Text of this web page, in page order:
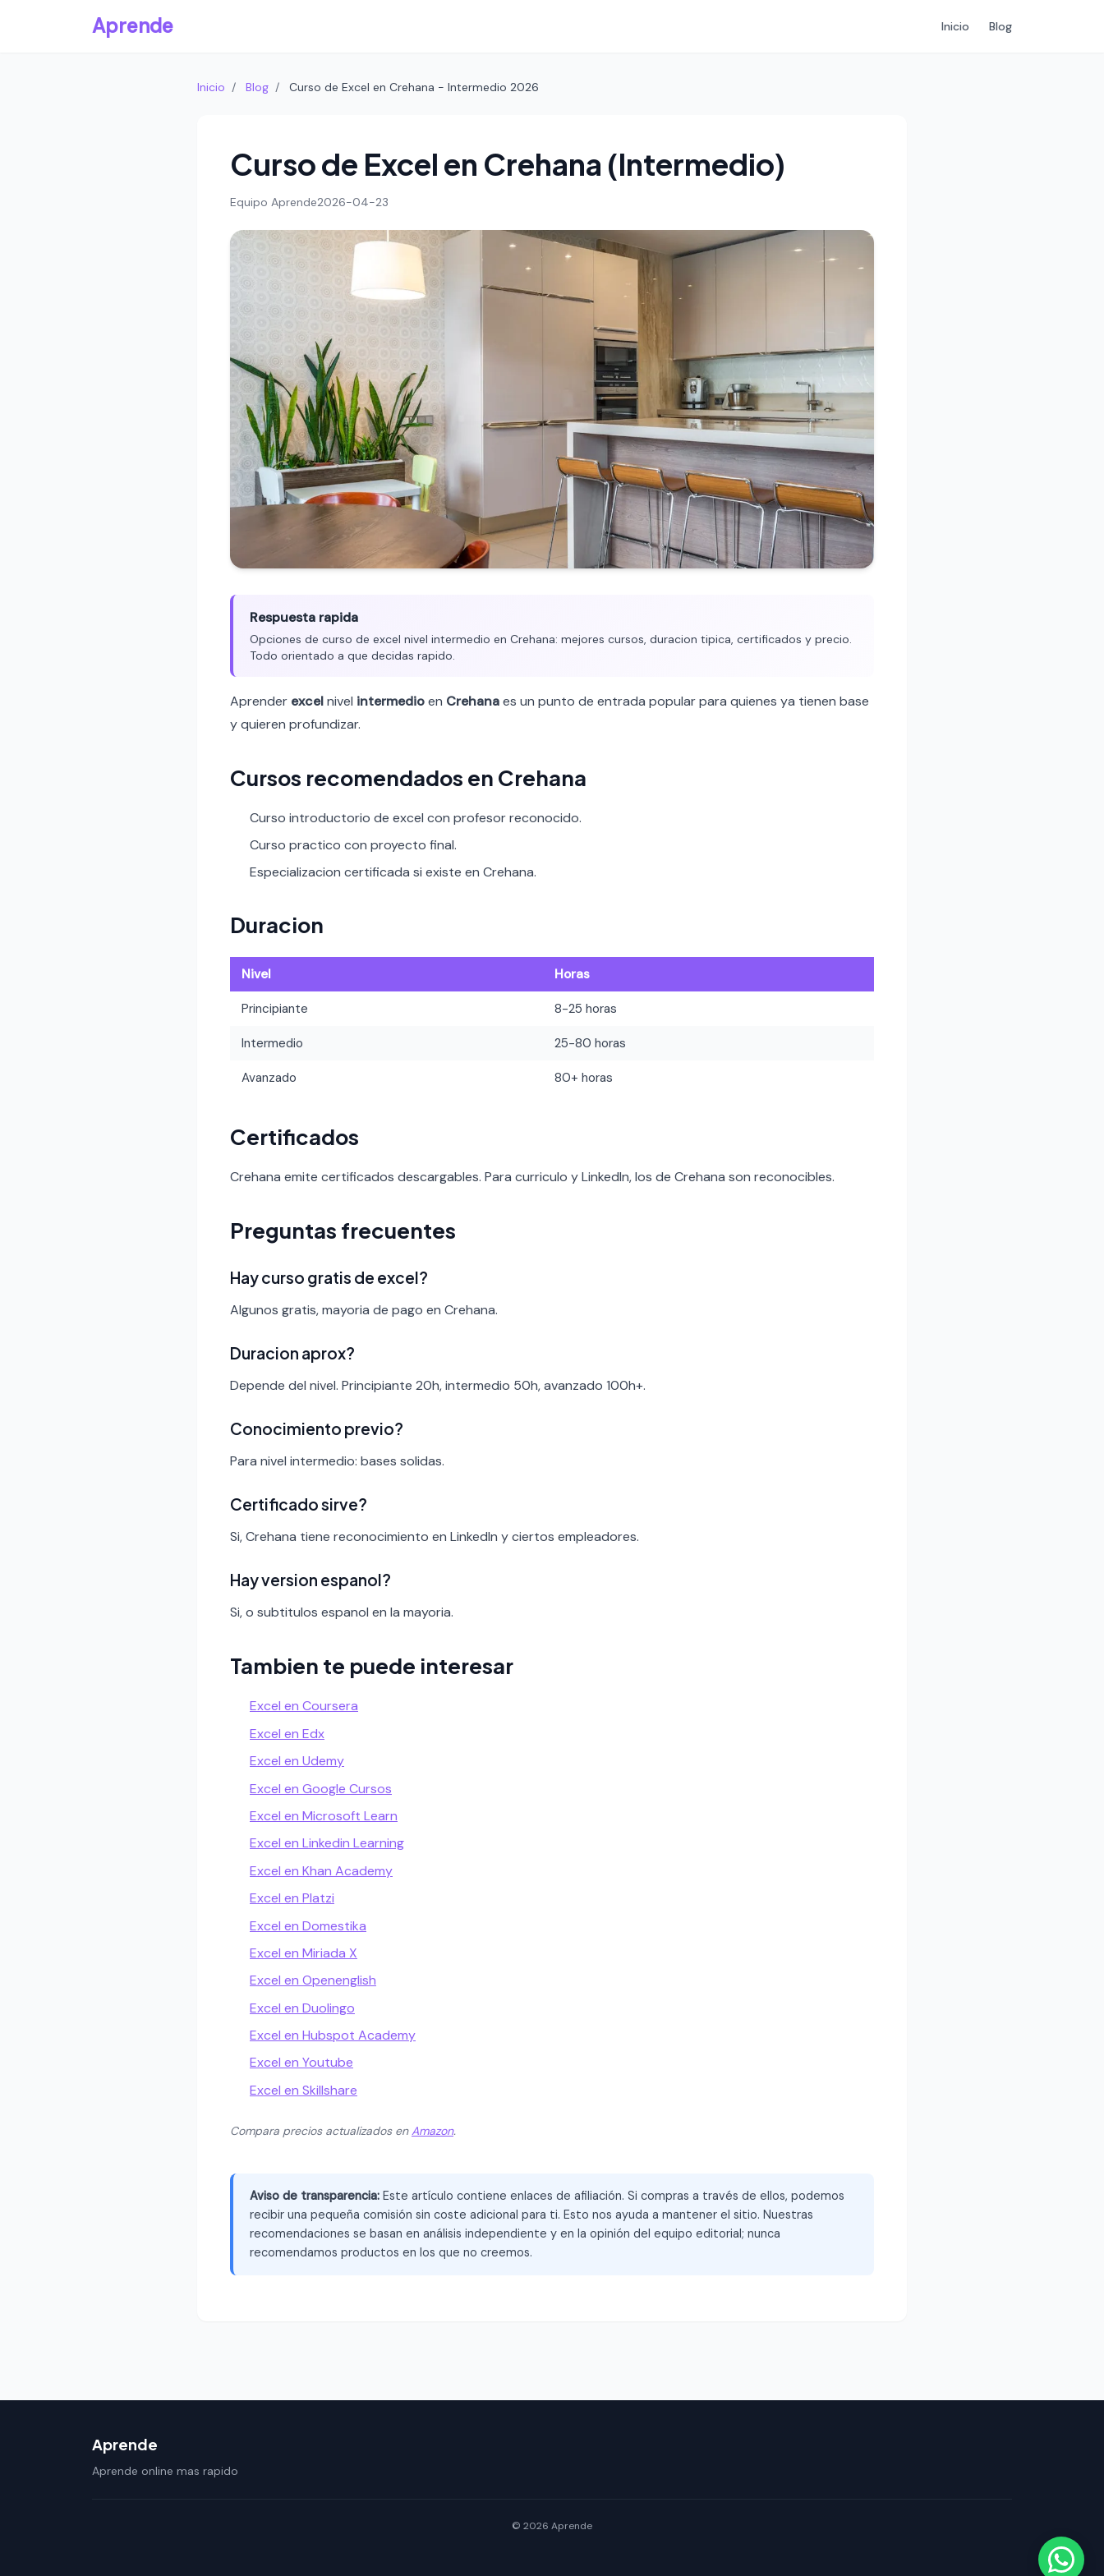
Aprende Inicio Blog
Inicio / Blog / Curso de Excel en Crehana - Intermedio 2026
Curso de Excel en Crehana (Intermedio)
Equipo Aprende2026-04-23
Respuesta rapida
Opciones de curso de excel nivel intermedio en Crehana: mejores cursos, duracion tipica, certificados y precio.
Todo orientado a que decidas rapido.
Aprender excelnivel intermedioen Crehanaes un punto de entrada popular para quienes ya tienen base
y quieren profundizar.
Cursos recomendados en Crehana
Curso introductorio de excel con profesor reconocido.
Curso practico con proyecto final.
Especializacion certificada si existe en Crehana.
Duracion
Nivel Horas
Principiante 8-25 horas
Intermedio 25-80 horas
Avanzado 80+ horas
Certificados
Crehana emite certificados descargables. Para curriculo y LinkedIn, los de Crehana son reconocibles.
Preguntas frecuentes
Hay curso gratis de excel?
Algunos gratis, mayoria de pago en Crehana.
Duracion aprox?
Depende del nivel. Principiante 20h, intermedio 50h, avanzado 100h+.
Conocimiento previo?
Para nivel intermedio: bases solidas.
Certificado sirve?
Si, Crehana tiene reconocimiento en LinkedIn y ciertos empleadores.
Hay version espanol?
Si, o subtitulos espanol en la mayoria.
Tambien te puede interesar
Excel en Coursera
Excel en Edx
Excel en Udemy
Excel en Google Cursos
Excel en Microsoft Learn
Excel en Linkedin Learning
Excel en Khan Academy
Excel en Platzi
Excel en Domestika
Excel en Miriada X
Excel en Openenglish
Excel en Duolingo
Excel en Hubspot Academy
Excel en Youtube
Excel en Skillshare
Compara precios actualizados enAmazon.
Aviso de transparencia: Este artículo contiene enlaces de afiliación. Si compras a través de ellos, podemos
recibir una pequeña comisión sin coste adicional para ti. Esto nos ayuda a mantener el sitio. Nuestras
recomendaciones se basan en análisis independiente y en la opinión del equipo editorial; nunca
recomendamos productos en los que no creemos.
Aprende
Aprende online mas rapido
© 2026 Aprende